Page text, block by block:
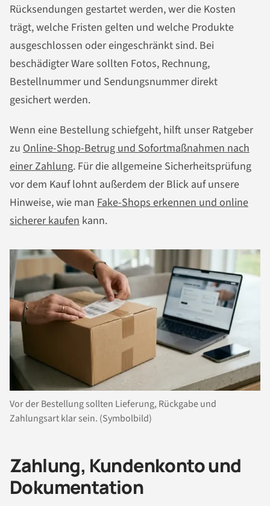
Rücksendungen gestartet werden, wer die Kosten
trägt, welche Fristen gelten und welche Produkte
ausgeschlossen oder eingeschränkt sind. Bei
beschädigter Ware sollten Fotos, Rechnung,
Bestellnummer und Sendungsnummer direkt
gesichert werden.
Wenn eine Bestellung schiefgeht, hilft unser Ratgeber
zu Online-Shop-Betrug und Sofortmaßnahmen nach
einer Zahlung. Für die allgemeine Sicherheitsprüfung
vor dem Kauf lohnt außerdem der Blick auf unsere
Hinweise, wie man Fake-Shops erkennen und online
sicherer kaufen kann.
Vor der Bestellung sollten Lieferung, Rückgabe und
Zahlungsart klar sein. (Symbolbild)
Zahlung, Kundenkonto und
Dokumentation